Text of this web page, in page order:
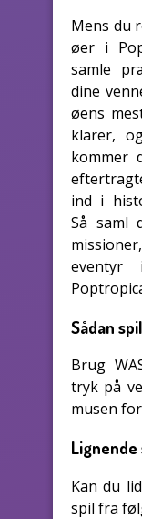
Mens du
øer i
samle
dine
øens
klarer,
kommer
ind i
Så saml
Sådan
Brug
tryk på
musen
Lignende
Kan du
spil fra